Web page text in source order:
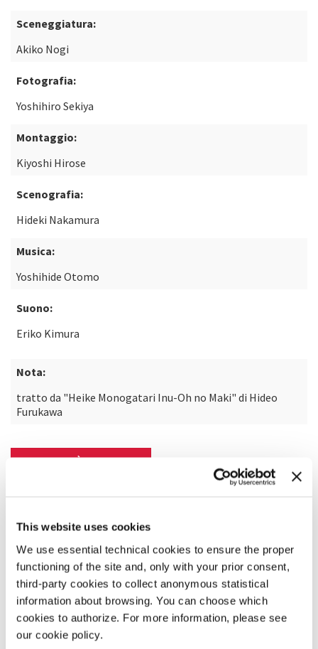
This website uses cookies
We use essential technical cookies to ensure the proper
functioning of the site and, only with your prior consent,
third-party cookies to collect anonymous statistical
information about browsing. You can choose which
cookies to authorize. For more information, please see
our cookie policy.
Sceneggiatura:
Akiko Nogi
Fotografia:
Yoshihiro Sekiya
Montaggio:
Kiyoshi Hirose
Scenografia:
Hideki Nakamura
Musica:
Yoshihide Otomo
Suono:
Eriko Kimura
Nota:
tratto da "Heike Monogatari Inu-Oh no Maki" di Hideo
Furukawa
SCOPRI DI PIÙ SUL FILM